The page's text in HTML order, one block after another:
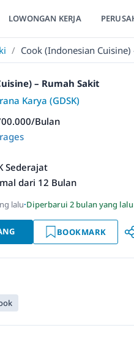
LOWONGAN KERJA
/ Cook (Indonesian Cuisine)
– Rumah Sakit
Karya (GDSK)
Bulan
Sederajat
dari 12 Bulan
lalu·Diperbarui 2 bulan yang lalu
BOOKMARK